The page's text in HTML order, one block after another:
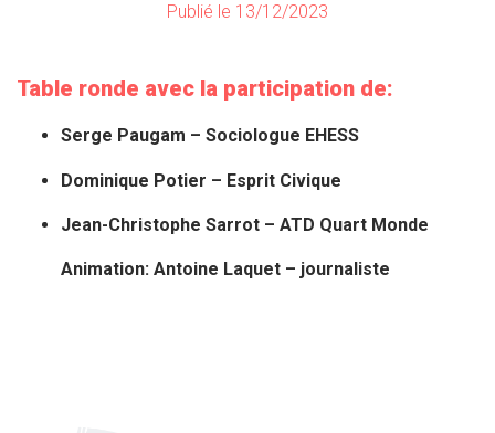
Publié le 13/12/2023
Table ronde avec la participation de:
Serge Paugam – Sociologue EHESS
Dominique Potier – Esprit Civique
Jean-Christophe Sarrot – ATD Quart Monde
Animation: Antoine Laquet – journaliste